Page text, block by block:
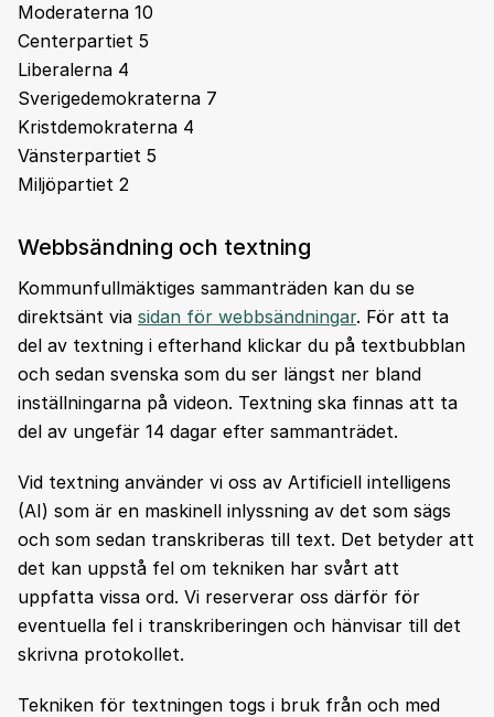
Moderaterna 10
Centerpartiet 5
Liberalerna 4
Sverigedemokraterna 7
Kristdemokraterna 4
Vänsterpartiet 5
Miljöpartiet 2
Webbsändning och textning
Kommunfullmäktiges sammanträden kan du se
direktsänt via sidan för webbsändningar. För att ta
del av textning i efterhand klickar du på textbubblan
och sedan svenska som du ser längst ner bland
inställningarna på videon. Textning ska finnas att ta
del av ungefär 14 dagar efter sammanträdet.
Vid textning använder vi oss av Artificiell intelligens
(AI) som är en maskinell inlyssning av det som sägs
och som sedan transkriberas till text. Det betyder att
det kan uppstå fel om tekniken har svårt att
uppfatta vissa ord. Vi reserverar oss därför för
eventuella fel i transkriberingen och hänvisar till det
skrivna protokollet.
Tekniken för textningen togs i bruk från och med